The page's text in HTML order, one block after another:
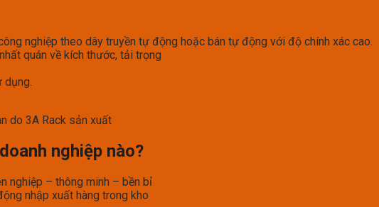
nghiệp theo dây truyền tự động hoặc bán tự động với độ chính xác cao.
quán về kích thước, tải trọng
dụng.
do 3A Rack sản xuất
nghiệp nào?
nghiệp – thông minh – bền bỉ
nhập xuất hàng trong kho